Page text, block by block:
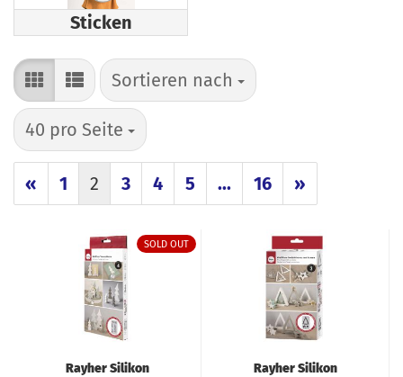
Sticken
Sortieren nach
Sortieren nach
40 pro Seite
pro Seite
« 1 2 3 4 5 ... 16 »
SOLD OUT
Rayher Silikon
Rayher Silikon